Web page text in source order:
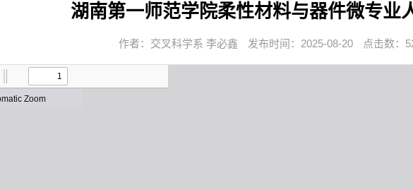
湖南第一师范学院柔性材料与器件微专业
作者：交叉科学系 李必鑫 发布时间：2025-08-20 点击数：